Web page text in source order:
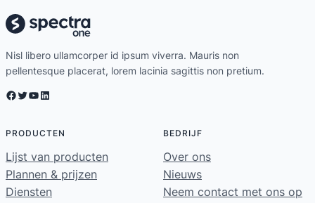
Nisl libero ullamcorper id ipsum viverra. Mauris non
pellentesque placerat, lorem lacinia sagittis non pretium.
Facebook Twitter YouTube LinkedIn
PRODUCTEN
Lijst van producten
Plannen & prijzen
Diensten
BEDRIJF
Over ons
Nieuws
Neem contact met ons op